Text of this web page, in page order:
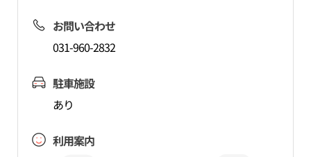
お問い合わせ
031-960-2832
駐車施設
あり
利用案内